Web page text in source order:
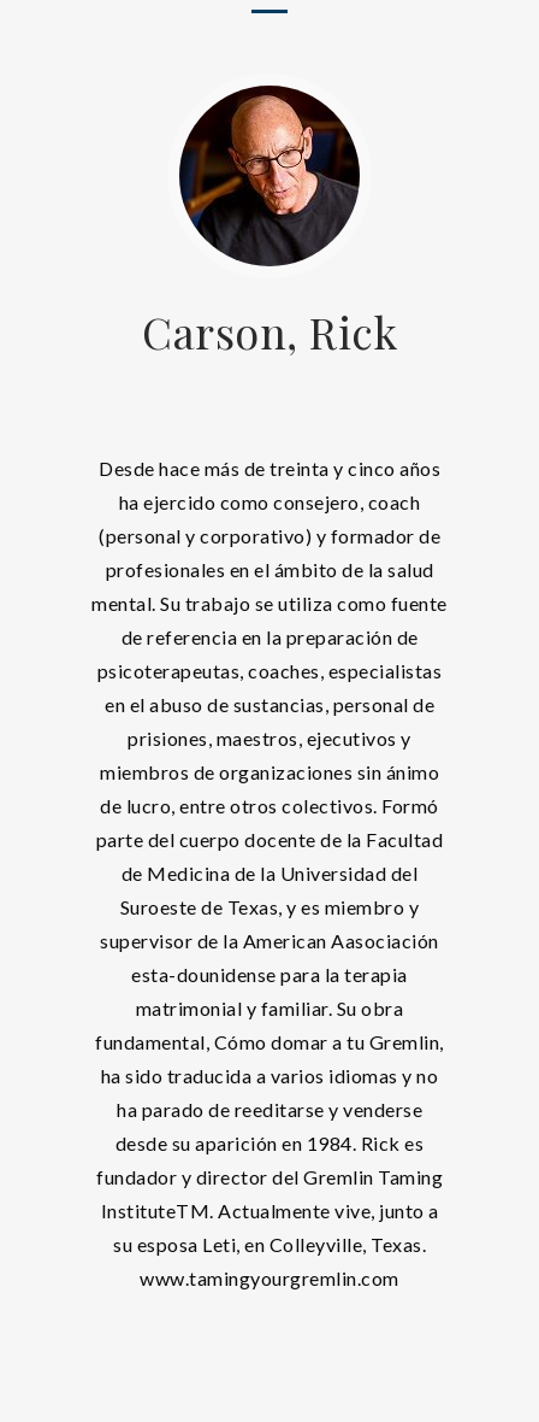
Carson, Rick
Desde hace más de treinta y cinco años
ha ejercido como consejero, coach
(personal y corporativo) y formador de
profesionales en el ámbito de la salud
mental. Su trabajo se utiliza como fuente
de referencia en la preparación de
psicoterapeutas, coaches, especialistas
en el abuso de sustancias, personal de
prisiones, maestros, ejecutivos y
miembros de organizaciones sin ánimo
de lucro, entre otros colectivos. Formó
parte del cuerpo docente de la Facultad
de Medicina de la Universidad del
Suroeste de Texas, y es miembro y
supervisor de la American Aasociación
esta-dounidense para la terapia
matrimonial y familiar. Su obra
fundamental, Cómo domar a tu Gremlin,
ha sido traducida a varios idiomas y no
ha parado de reeditarse y venderse
desde su aparición en 1984. Rick es
fundador y director del Gremlin Taming
InstituteTM. Actualmente vive, junto a
su esposa Leti, en Colleyville, Texas.
www.tamingyourgremlin.com